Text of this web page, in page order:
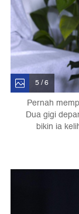
5 / 6
Pernah
Dua gigi
bikin ia